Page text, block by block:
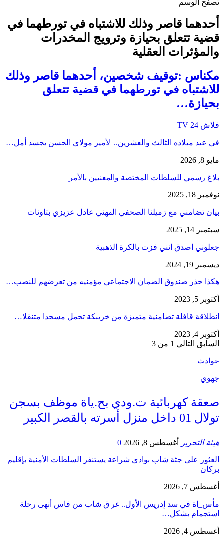
تصفح الوسم
أحدهما قاصر وذلك للاشتباه في تورطهما في
قضية تتعلق بحيازة وترويج المخدرات
والمؤثرات العقلية
مكناس :توقيف شخصين، أحدهما قاصر وذلك
للاشتباه في تورطهما في قضية تتعلق
بحيازة…
فلاش 24 TV
في عيد ميلاده الثالث والعشرين.. الأمير مولاي الحسن يجسد أمل…
مايو 8, 2026
بلاغ رسمي للسلطات المختصة والمعنيين بالأمر
نوفمبر 18, 2025
بيان تضامني مع زميلنا الصحفي المهني عادل عزيزي بتاونات
سبتمبر 14, 2025
جعلوني اصدق انني فزت بالكرة الذهبية
ديسمبر 19, 2024
هكذا حذر صندوق الضمان الاجتماعي مؤمنيه من تعرضهم للنصب…
أكتوبر 5, 2023
انطلاقة قافلة تضامنية متميزة من خريبكة تحمل مسجدا متنقلا…
أكتوبر 4, 2023
السابق التالي 1 من 3
حوادث
جهوي
صعقة كهربائية ت.ودي بح.ياة موظف بسجن
تولال 01 داخل منزل أسرته بالقصر الكبير
هيئة التحرير أغسطس 8, 2026 0
العثور على جثة شاب بوادي شراعة يستنفر السلطات الأمنية بإقليم
بركان
أغسطس 7, 2026
مأس_اة في سد إدريس الأول.. غر ق شاب من فاس أنهى رحلة
استجمام بشكل…
أغسطس 4, 2026